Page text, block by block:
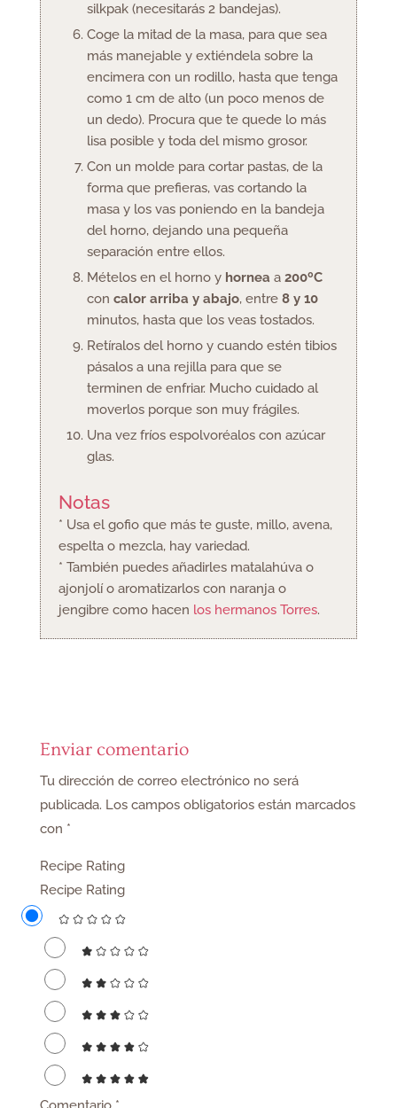
silkpak (necesitarás 2 bandejas).
Coge la mitad de la masa, para que sea
más manejable y extiéndela sobre la
encimera con un rodillo, hasta que tenga
como 1 cm de alto (un poco menos de
un dedo). Procura que te quede lo más
lisa posible y toda del mismo grosor.
Con un molde para cortar pastas, de la
forma que prefieras, vas cortando la
masa y los vas poniendo en la bandeja
del horno, dejando una pequeña
separación entre ellos.
Mételos en el horno y hornea a 200ºC
con calor arriba y abajo, entre 8 y 10
minutos, hasta que los veas tostados.
Retíralos del horno y cuando estén tibios
pásalos a una rejilla para que se
terminen de enfriar. Mucho cuidado al
moverlos porque son muy frágiles.
Una vez fríos espolvoréalos con azúcar
glas.
Notas
* Usa el gofio que más te guste, millo, avena,
espelta o mezcla, hay variedad.
* También puedes añadirles matalahúva o
ajonjolí o aromatizarlos con naranja o
jengibre como hacen los hermanos Torres.
Enviar comentario
Tu dirección de correo electrónico no será
publicada. Los campos obligatorios están marcados
con *
Recipe Rating
Recipe Rating